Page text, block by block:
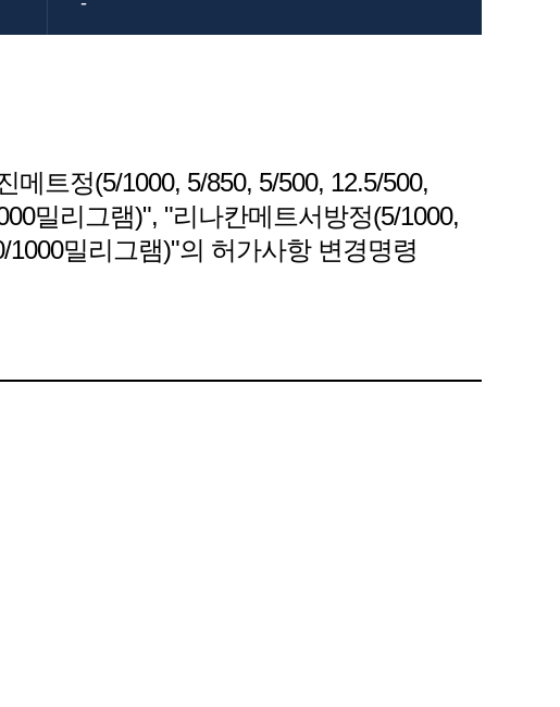
트정(5/1000, 5/850, 5/500, 12.5/500,
밀리그램)", "리나칸메트서방정(5/1000,
1000밀리그램)"의 허가사항 변경명령